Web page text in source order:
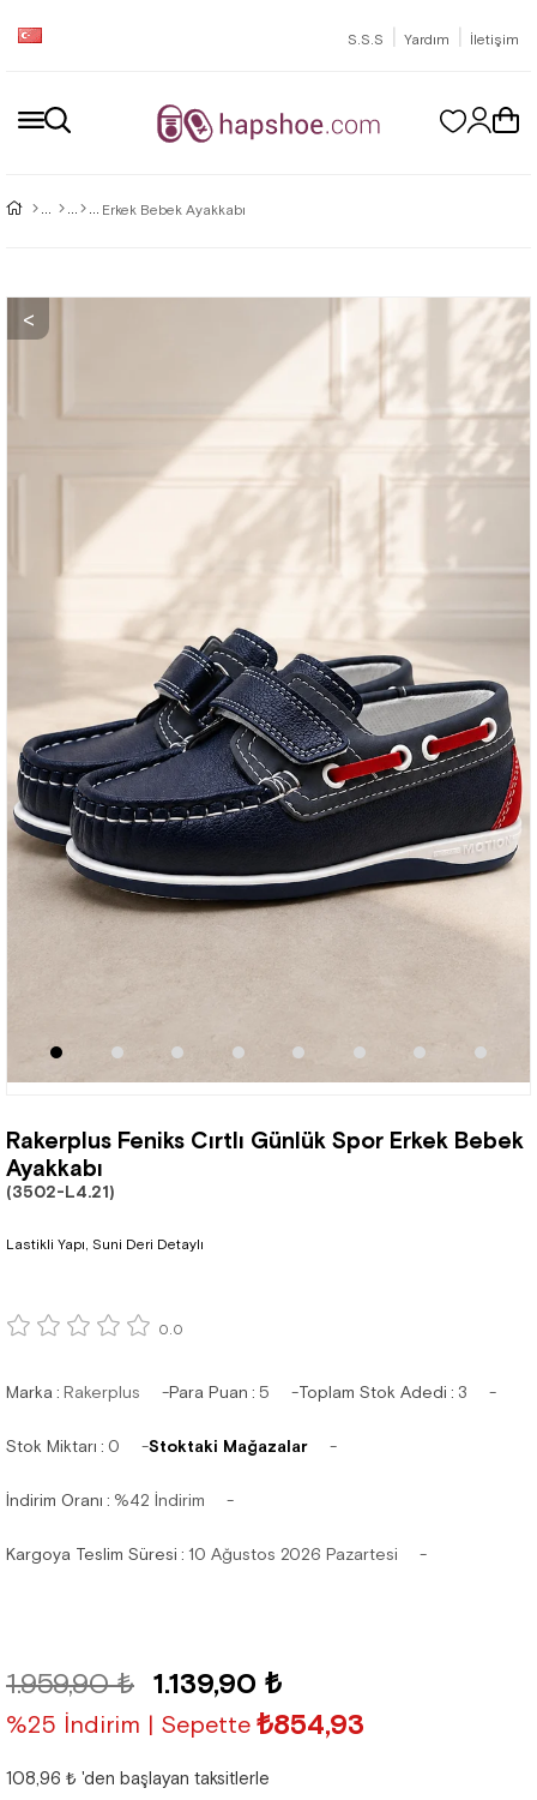
S.S.S | Yardım | İletişim
Erkek Bebek Ayakkabı
Rakerplus Feniks Cırtlı Günlük Spor Erkek Bebek
Ayakkabı
(3502-L4.21)
Lastikli Yapı, Suni Deri Detaylı
0.0
Marka: Rakerplus Para Puan : 5 Toplam Stok Adedi : 3
Stok Miktarı : 0 Stoktaki Mağazalar
İndirim Oranı : %42 İndirim
Kargoya Teslim Süresi : 10 Ağustos 2026 Pazartesi
1.959,90 ₺ 1.139,90 ₺
%25 İndirim | Sepette ₺854,93
108,96 ₺ 'den başlayan taksitlerle